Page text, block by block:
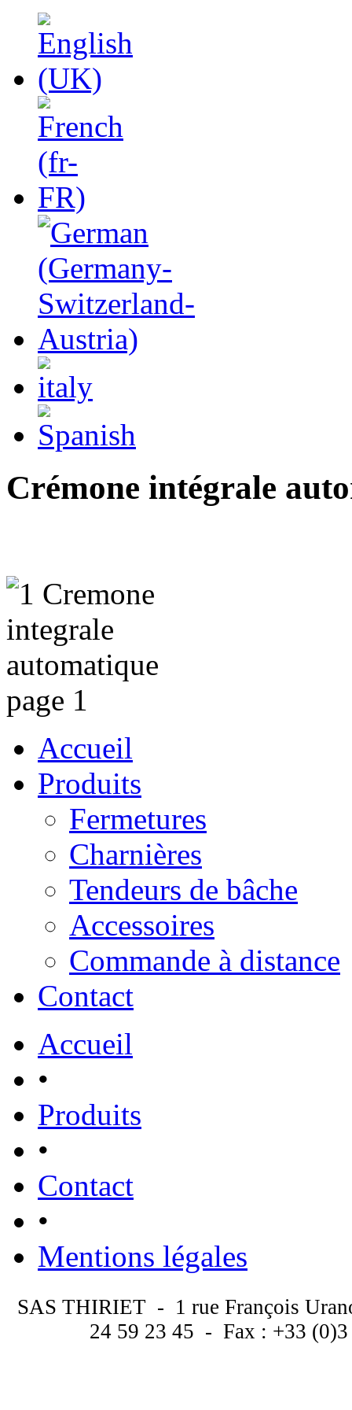
Crémone intégrale
Accueil
Produits
Fermetures
Charnières
Tendeurs de bâche
Accessoires
Commande à distance
Contact
Accueil
•
Produits
•
Contact
•
Mentions légales
SAS THIRIET - 1 rue François
24 59 23 45 - Fax : +33